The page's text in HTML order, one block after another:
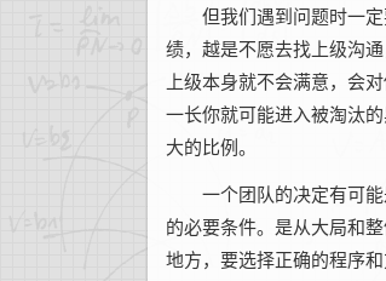
但我们遇到问题时一
绩，越是不愿去找上级沟
上级本身就不会满意，会
一长你就可能进入被淘汰
大的比例。
一个团队的决定有可
的必要条件。是从大局和
地方，要选择正确的程序